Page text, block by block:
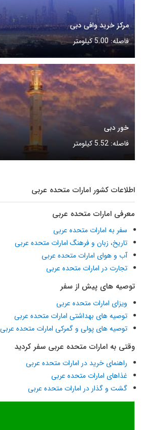
مرکز خرید وافی دبی
فاصله: 5.00 کیلومتر
خور دبی
فاصله: 5.52 کیلومتر
اطلاعات کشور امارات متحده عربی
معرفی امارات متحده عربی
سفر به امارات متحده عربی
تاریخ، زبان و فرهنگ امارات متحده عربی
آب و هوای امارات متحده عربی
تجارت در امارات متحده عربی
توصیه های پیش از سفر
ویزای امارات متحده عربی
توصیه های بهداشتی امارات متحده عربی
توصیه های پولی و گمرکی امارات متحده عربی
وقتی به امارات متحده عربی سفر کردید
راهنمای خرید در امارات متحده عربی
غذاهای امارات متحده عربی
گشت و گذار در امارات متحده عربی